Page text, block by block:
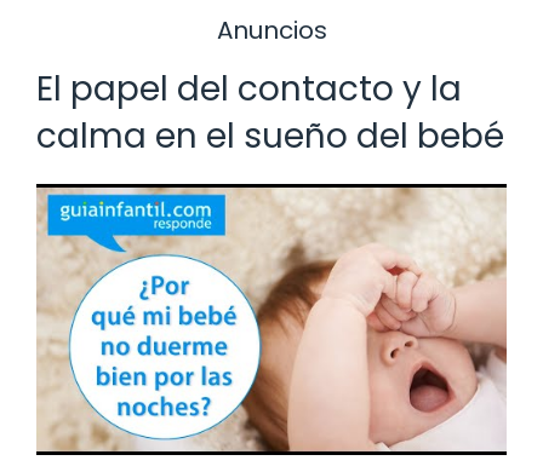
Anuncios
El papel del contacto y la
calma en el sueño del bebé